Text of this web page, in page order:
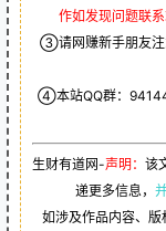
作如发现问题联
③请网赚新手朋友注
④本站QQ群：
生财有道网-声明： 该
递更多信息，
如涉及作品内容、版